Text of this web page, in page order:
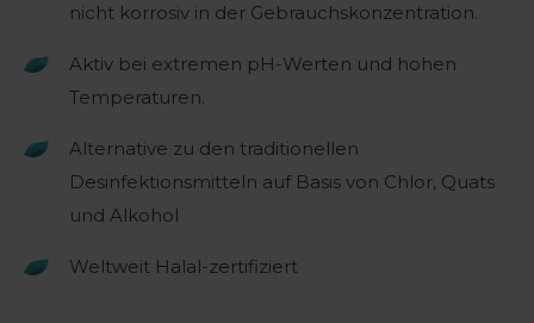
nicht korrosiv in der Gebrauchskonzentration.
Aktiv bei extremen pH-Werten und hohen
Temperaturen.
Alternative zu den traditionellen
Desinfektionsmitteln auf Basis von Chlor, Quats
und Alkohol
Weltweit Halal-zertifiziert